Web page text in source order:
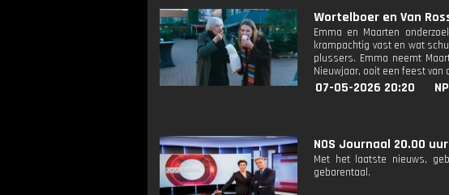
Wortelboer en Van
Emma en Maarten
krampachtig vast en wat
plussers. Emma neemt
Nieuwjaar, ooit een feest
07-05-2026 20:20
NOS Journaal 20.00
Met het laatste nieuws,
gebarentaal.